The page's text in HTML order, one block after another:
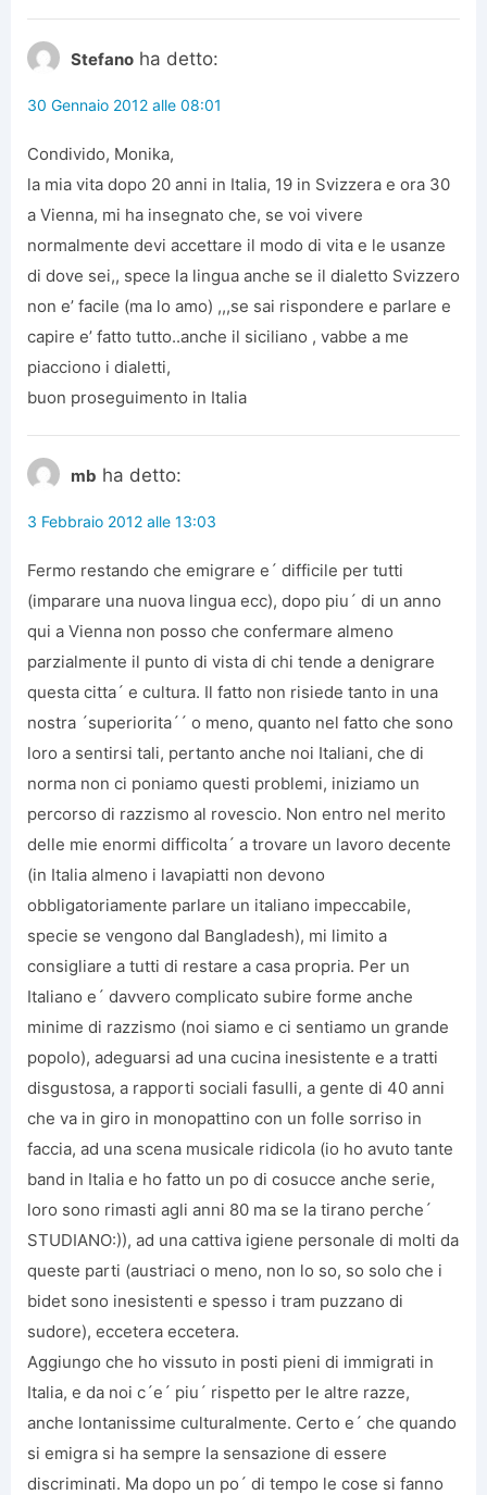
Stefano ha detto:
30 Gennaio 2012 alle 08:01
Condivido, Monika,
la mia vita dopo 20 anni in Italia, 19 in Svizzera e ora 30
a Vienna, mi ha insegnato che, se voi vivere
normalmente devi accettare il modo di vita e le usanze
di dove sei,, spece la lingua anche se il dialetto Svizzero
non e’ facile (ma lo amo) ,,,se sai rispondere e parlare e
capire e’ fatto tutto..anche il siciliano , vabbe a me
piacciono i dialetti,
buon proseguimento in Italia
mb ha detto:
3 Febbraio 2012 alle 13:03
Fermo restando che emigrare e´ difficile per tutti
(imparare una nuova lingua ecc), dopo piu´ di un anno
qui a Vienna non posso che confermare almeno
parzialmente il punto di vista di chi tende a denigrare
questa citta´ e cultura. Il fatto non risiede tanto in una
nostra ´superiorita´´ o meno, quanto nel fatto che sono
loro a sentirsi tali, pertanto anche noi Italiani, che di
norma non ci poniamo questi problemi, iniziamo un
percorso di razzismo al rovescio. Non entro nel merito
delle mie enormi difficolta´ a trovare un lavoro decente
(in Italia almeno i lavapiatti non devono
obbligatoriamente parlare un italiano impeccabile,
specie se vengono dal Bangladesh), mi limito a
consigliare a tutti di restare a casa propria. Per un
Italiano e´ davvero complicato subire forme anche
minime di razzismo (noi siamo e ci sentiamo un grande
popolo), adeguarsi ad una cucina inesistente e a tratti
disgustosa, a rapporti sociali fasulli, a gente di 40 anni
che va in giro in monopattino con un folle sorriso in
faccia, ad una scena musicale ridicola (io ho avuto tante
band in Italia e ho fatto un po di cosucce anche serie,
loro sono rimasti agli anni 80 ma se la tirano perche´
STUDIANO:)), ad una cattiva igiene personale di molti da
queste parti (austriaci o meno, non lo so, so solo che i
bidet sono inesistenti e spesso i tram puzzano di
sudore), eccetera eccetera.
Aggiungo che ho vissuto in posti pieni di immigrati in
Italia, e da noi c´e´ piu´ rispetto per le altre razze,
anche lontanissime culturalmente. Certo e´ che quando
si emigra si ha sempre la sensazione di essere
discriminati. Ma dopo un po´ di tempo le cose si fanno